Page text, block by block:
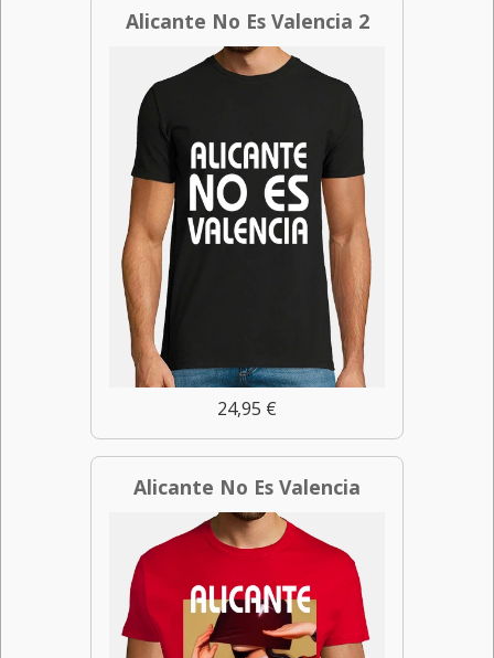
Alicante No Es Valencia 2
24,95 €
Alicante No Es Valencia